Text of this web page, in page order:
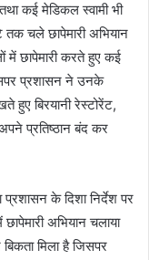
कई मेडिकल स्वामी भी
चले छापेमारी अभियान
छापेमारी करते हुए कई
प्रशासन ने उनके
हुए बिरयानी रेस्टोरेंट,
प्रतिष्ठान बंद कर
प्रशासन के दिशा निर्देश पर
अभियान चलाया
मिला है जिसपर